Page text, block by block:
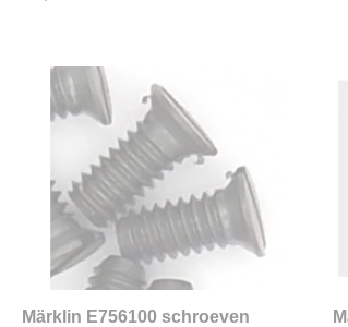
Märklin E756100 schroeven